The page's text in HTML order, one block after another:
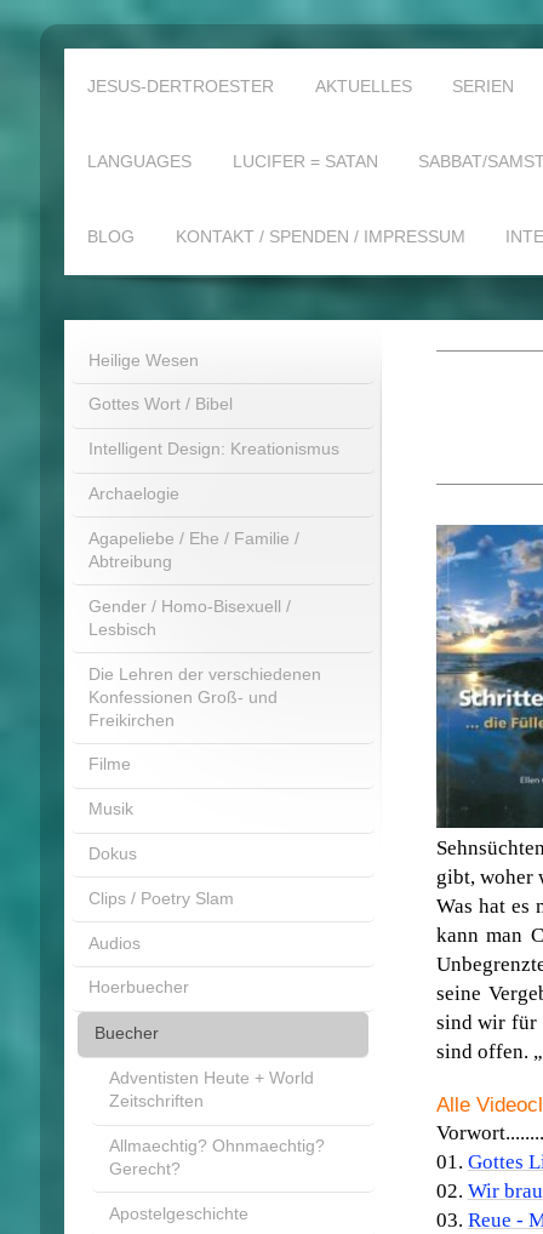
JESUS-DERTROESTER AKTUELLES SERIEN
LANGUAGES LUCIFER = SATAN SABBAT/
BLOG KONTAKT / SPENDEN / IMPRESSUM
gibt, woher
Was hat es
kann man
seine
sind wir für
sind offen.
Alle
01. Gottes
02. Wir
03. Reue -
Heilige Wesen
Gottes Wort / Bibel
Intelligent Design: Kreationismus
Archaelogie
Agapeliebe / Ehe / Familie /
Abtreibung
Gender / Homo-Bisexuell /
Lesbisch
Die Lehren der verschiedenen
Konfessionen Groß- und
Freikirchen
Filme
Musik
Dokus
Clips / Poetry Slam
Audios
Hoerbuecher
Buecher
Adventisten Heute + World
Zeitschriften
Allmaechtig? Ohnmaechtig?
Gerecht?
Apostelgeschichte